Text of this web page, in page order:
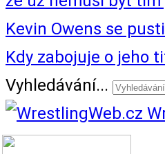
Kevin Owens se
Kdy zabojuje o jeho
Vyhledávání...